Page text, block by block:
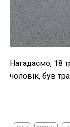
Нагадаємо, 18
чоловік, був